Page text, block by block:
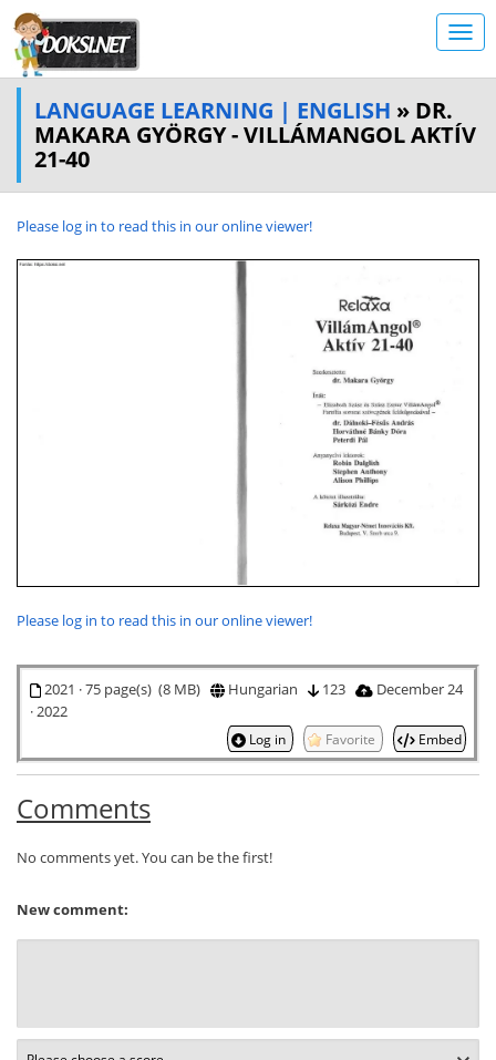
LANGUAGE LEARNING | ENGLISH » DR.
MAKARA GYÖRGY - VILLÁMANGOL AKTÍV
21-40
Please log in to read this in our online viewer!
Please log in to read this in our online viewer!
2021 · 75 page(s) (8 MB) Hungarian 123
December 24
· 2022
Log in Favorite Embed
Comments
No comments yet. You can be the first!
New comment: